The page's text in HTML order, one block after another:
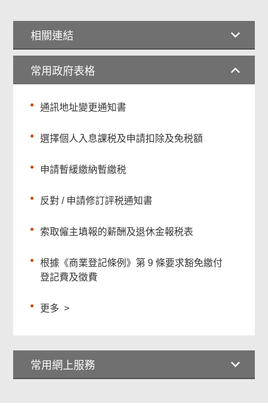
相關連結
常用政府表格
通訊地址變更通知書
選擇個人入息課税及申請扣除及免税額
申請暫緩繳納暫繳税
反對 / 申請修訂評税通知書
索取僱主填報的薪酬及退休金報税表
根據《商業登記條例》第 9 條要求豁免繳付
登記費及徵費
更多 >
常用網上服務